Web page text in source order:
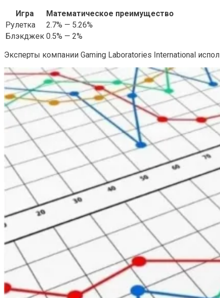
Игра
Математическое преимущество
Рулетка
2.7% — 5.26%
Блэкджек 0.5% — 2%
Эксперты компании Gaming Laboratories International